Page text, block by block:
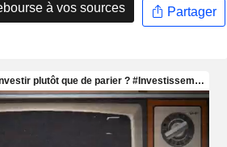
à vos sources Partager